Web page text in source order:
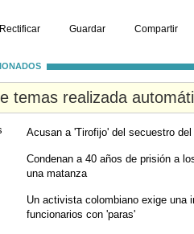
Rectificar Guardar Compartir
temas realizada
Acusan a 'Tirofijo' del secuestro
Condenan a 40 años de prisión a
una matanza
Un activista colombiano exige una
funcionarios con 'paras'